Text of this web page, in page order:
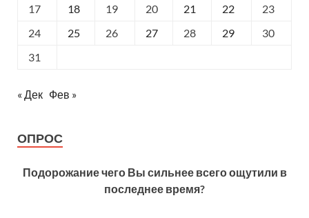
17
18 19 20 21 22
23
24
25 26 27 28 29
30
31
« Дек Фев »
ОПРОС
Подорожание чего Вы сильнее всего ощутили в
последнее время?